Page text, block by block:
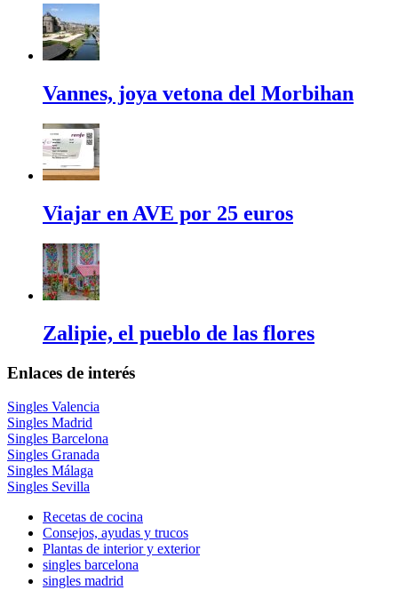
Vannes, joya vetona del Morbihan
Viajar en AVE por 25 euros
Zalipie, el pueblo de las flores
Enlaces de interés
Singles Valencia
Singles Madrid
Singles Barcelona
Singles Granada
Singles Málaga
Singles Sevilla
Recetas de cocina
Consejos, ayudas y trucos
Plantas de interior y exterior
singles barcelona
singles madrid